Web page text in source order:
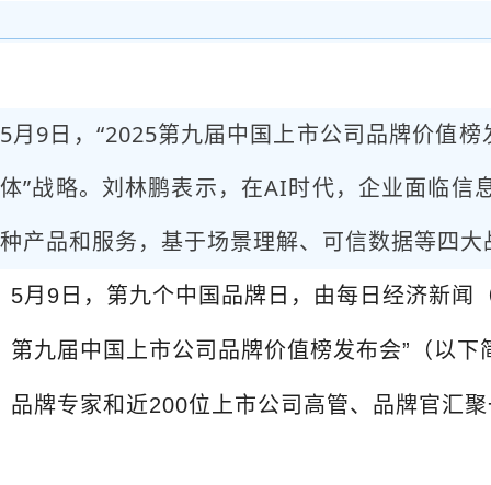
5月9日，“2025第九届中国上市公司品牌价值
体”战略。刘林鹏表示，在AI时代，企业面临
种产品和服务，基于场景理解、可信数据等四
5月9日，第九个中国品牌日，由每日经济新闻
第九届中国上市公司品牌价值榜发布会”（以
品牌专家和近200位上市公司高管、品牌官汇